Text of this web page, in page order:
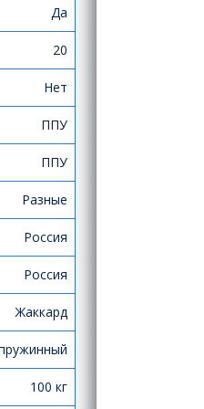
Да
20
Нет
ППУ
ППУ
Разные
Россия
Россия
Жаккард
100 кг